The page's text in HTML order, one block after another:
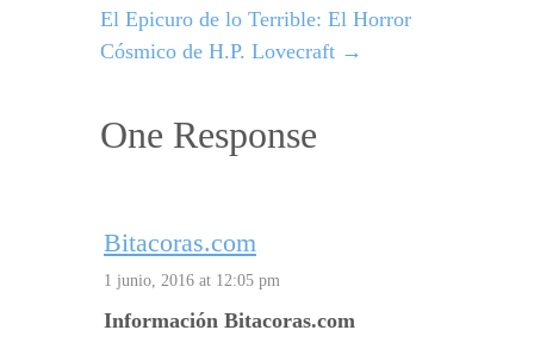
El Epicuro de lo Terrible: El Horror
Cósmico de H.P. Lovecraft →
One Response
Bitacoras.com
1 junio, 2016 at 12:05 pm
Información Bitacoras.com